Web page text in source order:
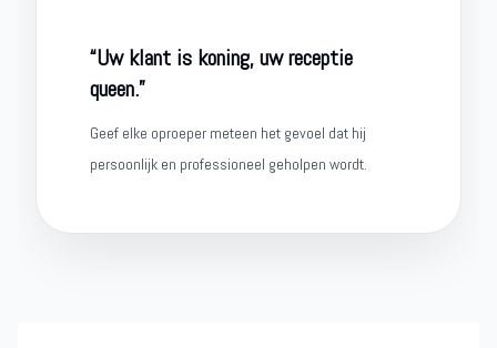
“Uw klant is koning, uw receptie
queen.”
Geef elke oproeper meteen het gevoel dat hij
persoonlijk en professioneel geholpen wordt.